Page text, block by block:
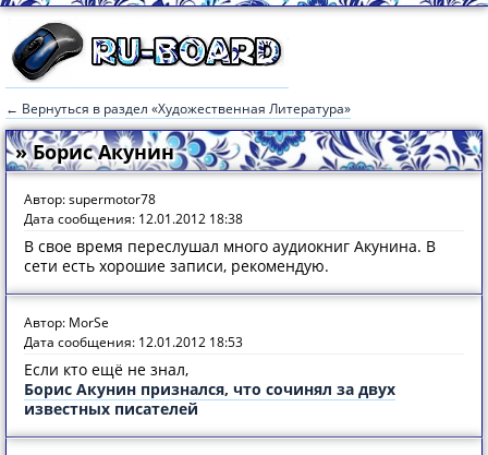
← Вернуться в раздел «Художественная Литература»
» Борис Акунин
Автор: supermotor78
Дата сообщения: 12.01.2012 18:38
В свое время переслушал много аудиокниг Акунина. В
сети есть хорошие записи, рекомендую.
Автор: MorSe
Дата сообщения: 12.01.2012 18:53
Если кто ещё не знал,
Борис Акунин признался, что сочинял за двух
известных писателей